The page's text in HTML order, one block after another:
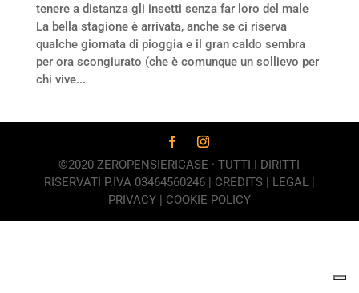
tenere a distanza gli insetti senza far loro del male
La bella stagione è arrivata, anche se ci riserva
qualche giornata di pioggia e il gran caldo sembra
per ora scongiurato (che è comunque un sollievo per
chi vive...
©2020 ZEROPENSIERICASE · TUTTI I DIRITTI
RISERVATI P.IVA 03464560246 | CREDITS| LEGAL|
PRIVACY| COOKIE POLICY